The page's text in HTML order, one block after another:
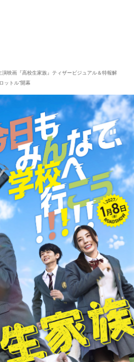
演映画『高校生家族』ティザービジュアル＆特報解
ットル”開幕